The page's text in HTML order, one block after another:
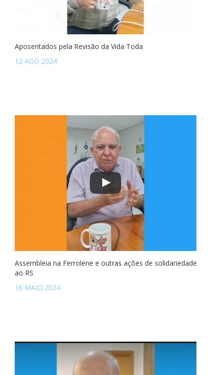
Aposentados pela Revisão da Vida Toda
12 AGO 2024
Assembleia na Ferrolene e outras ações de solidariedade
ao RS
16 MAIO 2024